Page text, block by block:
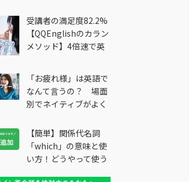
受講者の満足度82.2%
【QQEnglishのカラン
メソッド】4倍速で英
法とは？
「お疲れ様」は英語で
なんて言うの？ 場面
別でネイティブがよく
説
【簡単】関係代名詞
「which」の意味と使
い方！どうやって使う